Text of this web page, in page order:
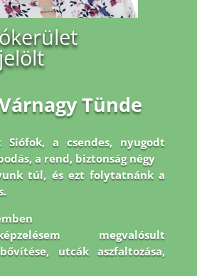
Tünde
Siófok, a csendes, nyugodt
a rend, biztonság négy
túl, és ezt folytatnánk a
megvalósult
utcák aszfaltozása,